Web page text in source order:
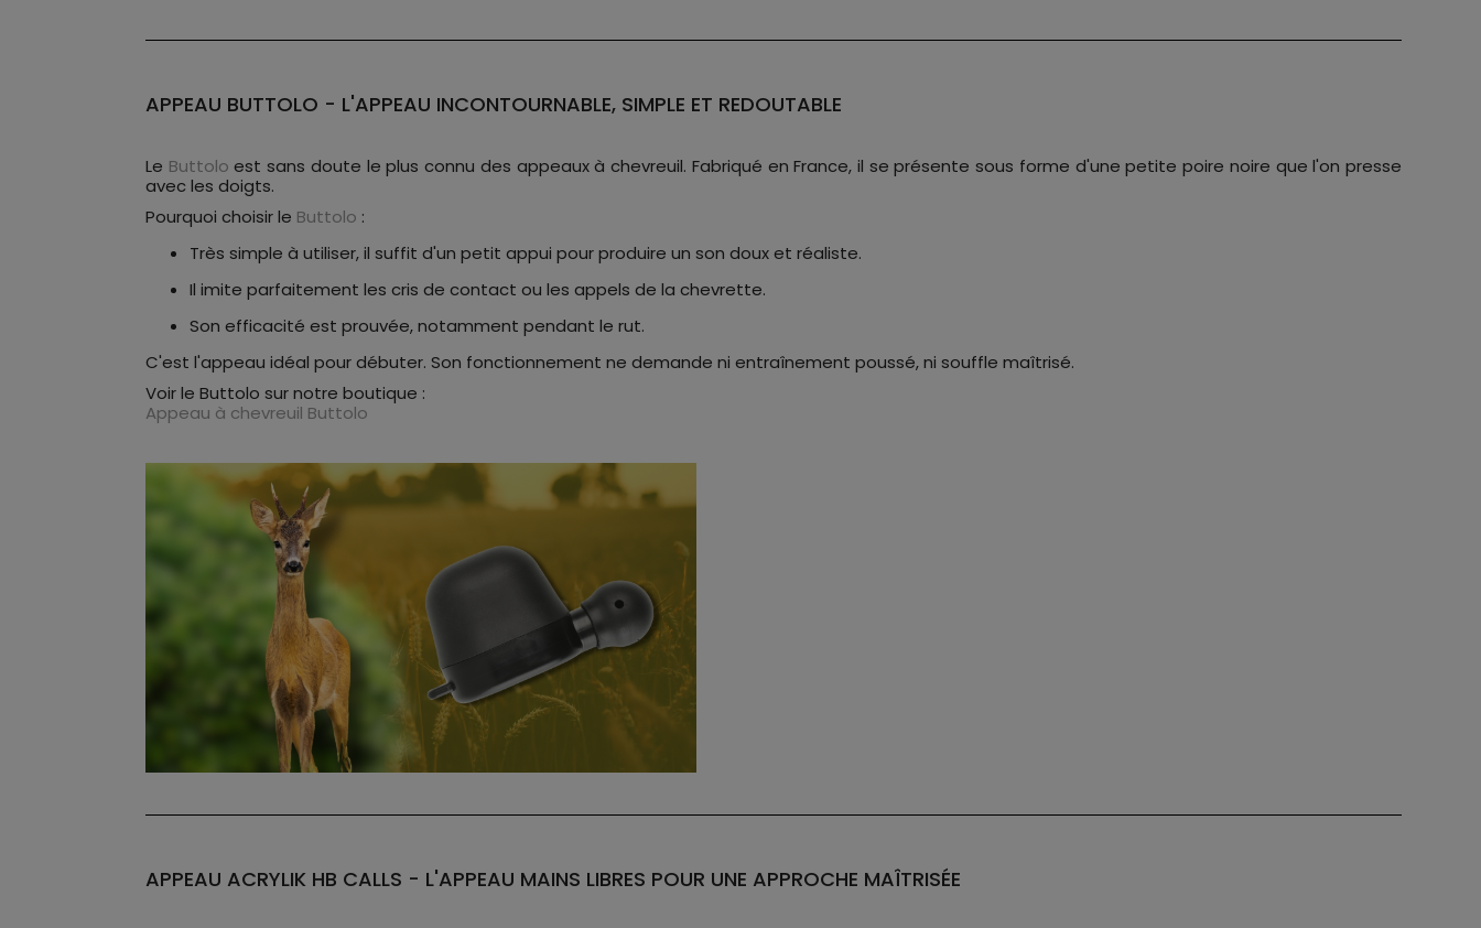
APPEAU BUTTOLO - L'APPEAU INCONTOURNABLE, SIMPLE ET REDOUTABLE
Le Buttolo est sans doute le plus connu des appeaux à chevreuil. Fabriqué en France, il se présente sous forme d'une petite poire noire que l'on presse
avec les doigts.
Pourquoi choisir le Buttolo :
Très simple à utiliser, il suffit d'un petit appui pour produire un son doux et réaliste.
Il imite parfaitement les cris de contact ou les appels de la chevrette.
Son efficacité est prouvée, notamment pendant le rut.
C'est l'appeau idéal pour débuter. Son fonctionnement ne demande ni entraînement poussé, ni souffle maîtrisé.
Voir le Buttolo sur notre boutique :
Appeau à chevreuil Buttolo
APPEAU ACRYLIK HB CALLS - L'APPEAU MAINS LIBRES POUR UNE APPROCHE MAÎTRISÉE